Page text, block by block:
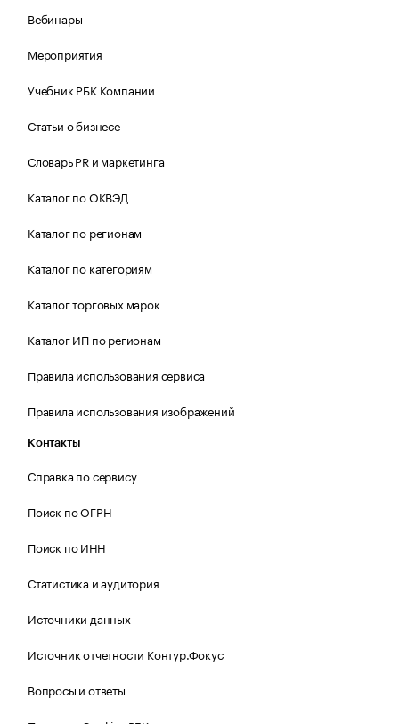
Вебинары
Мероприятия
Учебник РБК Компании
Статьи о бизнесе
Словарь PR и маркетинга
Каталог по ОКВЭД
Каталог по регионам
Каталог по категориям
Каталог торговых марок
Каталог ИП по регионам
Правила использования сервиса
Правила использования изображений
Контакты
Справка по сервису
Поиск по ОГРН
Поиск по ИНН
Статистика и аудитория
Источники данных
Источник отчетности Контур.Фокус
Вопросы и ответы